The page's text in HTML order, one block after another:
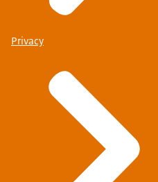
Privacy